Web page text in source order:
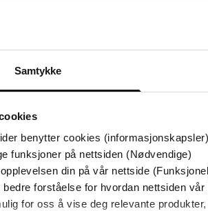
Samtykke
benytter cookies
funksjoner på nettsiden (Nødvendige)
din på vår nettside
bedre forståelse for hvordan nettsiden
for oss å vise deg relevante
Første gang på tilbud